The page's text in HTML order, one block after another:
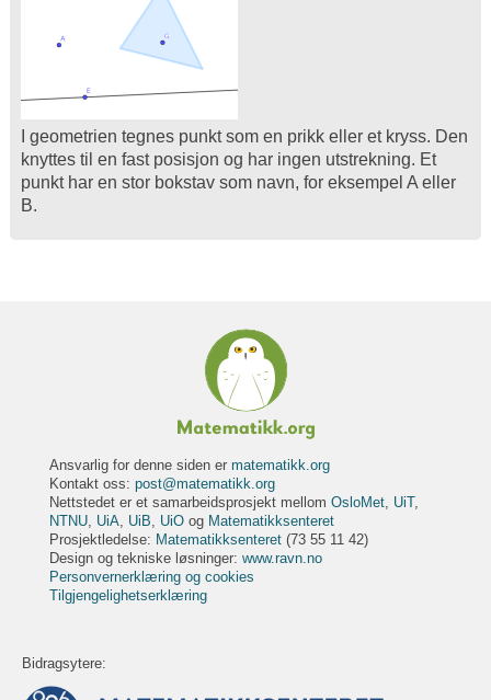
I geometrien tegnes punkt som en prikk eller et kryss. Den
knyttes til en fast posisjon og har ingen utstrekning. Et
punkt har en stor bokstav som navn, for eksempel A eller
B.
Ansvarlig for denne siden er matematikk.org
Kontakt oss: post@matematikk.org
Nettstedet er et samarbeidsprosjekt mellom OsloMet, UiT,
NTNU, UiA, UiB, UiOog Matematikksenteret
Prosjektledelse: Matematikksenteret(73 55 11 42)
Design og tekniske løsninger: www.ravn.no
Personvernerklæring og cookies
Tilgjengelighetserklæring
Bidragsytere: